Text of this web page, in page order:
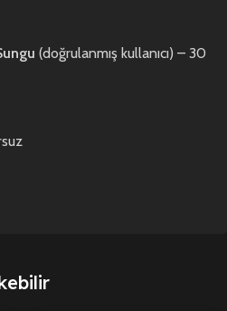
(doğrulanmış kullanıcı) – 30